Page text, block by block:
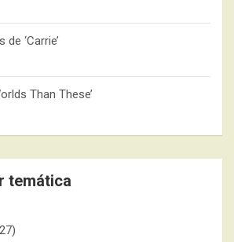
‘Carrie’
Than These’
temática